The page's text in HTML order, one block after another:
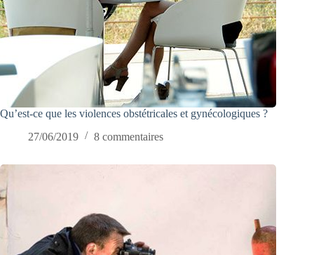
Qu’est-ce que les violences obstétricales et gynécologiques ?
27/06/2019
8 commentaires